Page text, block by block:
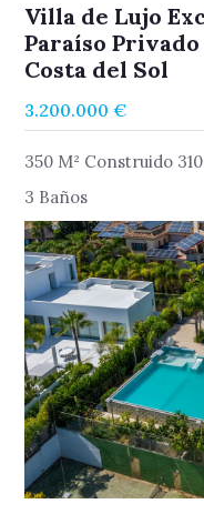
Villa de Lujo
Paraíso
Costa del Sol
3.200.000 €
350 M² Construido
3 Baños